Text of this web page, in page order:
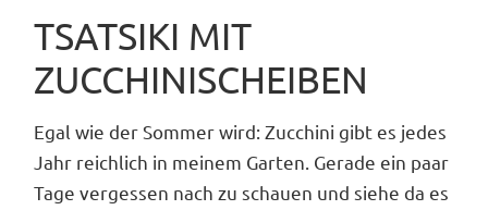
TSATSIKI MIT
ZUCCHINISCHEIBEN
Egal wie der Sommer wird: Zucchini gibt es jedes
Jahr reichlich in meinem Garten. Gerade ein paar
Tage vergessen nach zu schauen und siehe da es